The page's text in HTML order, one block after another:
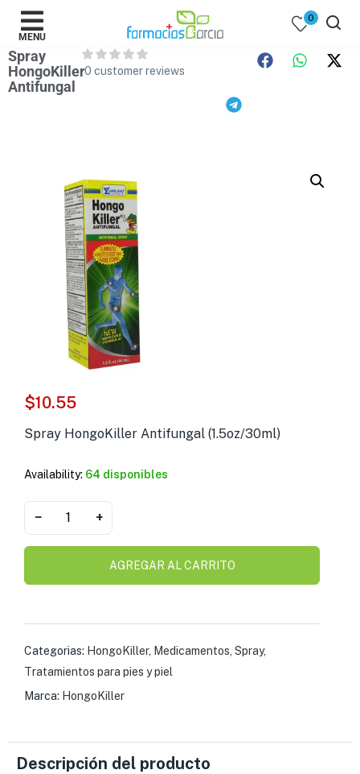
y Suplementos )
MENU
0
Spray
HongoKiller
Antifungal
0 customer reviews
$10.55
Spray HongoKiller Antifungal (1.5oz/30ml)
Availability: 64 disponibles
− +
AGREGAR AL CARRITO
Categorias: HongoKiller, Medicamentos Spray,
Tratamientos para pies y piel
Marca: HongoKiller
Descripción del producto